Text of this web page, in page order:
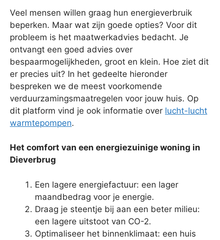
Veel mensen willen graag hun energieverbruik
beperken. Maar wat zijn goede opties? Voor dit
probleem is het maatwerkadvies bedacht. Je
ontvangt een goed advies over
bespaarmogelijkheden, groot en klein. Hoe ziet dit
er precies uit? In het gedeelte hieronder
bespreken we de meest voorkomende
verduurzamingsmaatregelen voor jouw huis. Op
dit platform vind je ook informatie over lucht-lucht
warmtepompen.
Het comfort van een energiezuinige woning in
Dieverbrug
Een lagere energiefactuur: een lager
maandbedrag voor je energie.
Draag je steentje bij aan een beter milieu:
een lagere uitstoot van CO-2.
Optimaliseer het binnenklimaat: een huis